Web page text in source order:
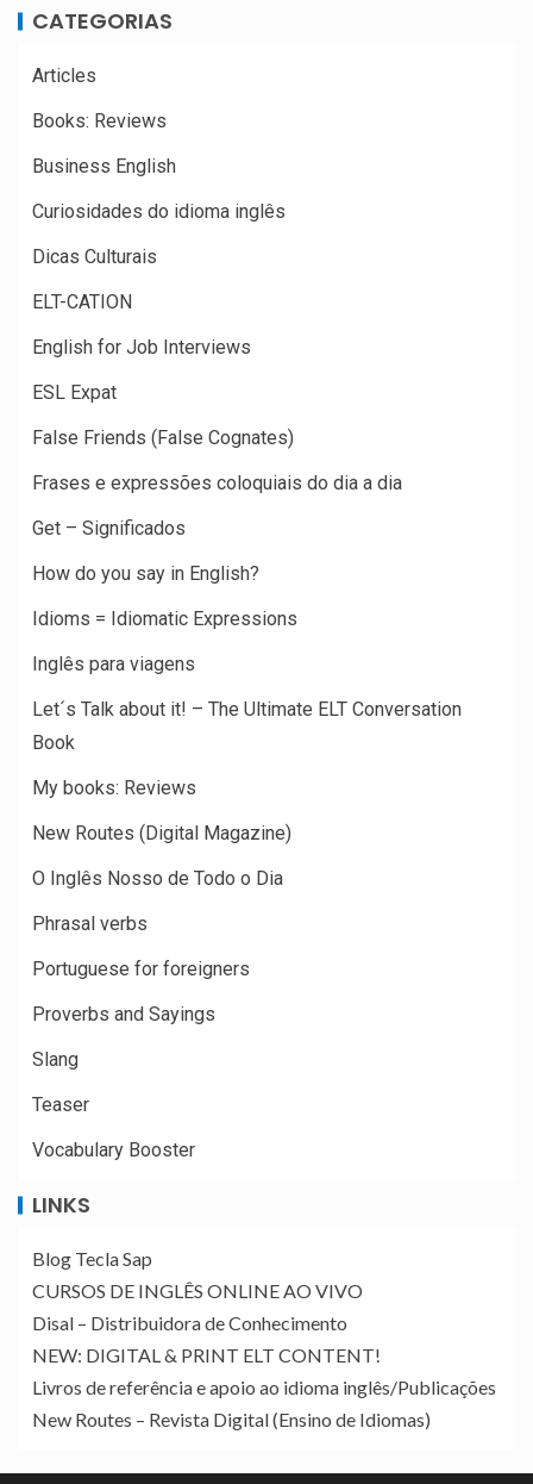
CATEGORIAS
Articles
Books: Reviews
Business English
Curiosidades do idioma inglês
Dicas Culturais
ELT-CATION
English for Job Interviews
ESL Expat
False Friends (False Cognates)
Frases e expressões coloquiais do dia a dia
Get – Significados
How do you say in English?
Idioms = Idiomatic Expressions
Inglês para viagens
Let´s Talk about it! – The Ultimate ELT Conversation
Book
My books: Reviews
New Routes (Digital Magazine)
O Inglês Nosso de Todo o Dia
Phrasal verbs
Portuguese for foreigners
Proverbs and Sayings
Slang
Teaser
Vocabulary Booster
LINKS
Blog Tecla Sap
CURSOS DE INGLÊS ONLINE AO VIVO
Disal – Distribuidora de Conhecimento
NEW: DIGITAL & PRINT ELT CONTENT!
Livros de referência e apoio ao idioma inglês/Publicações
New Routes – Revista Digital (Ensino de Idiomas)